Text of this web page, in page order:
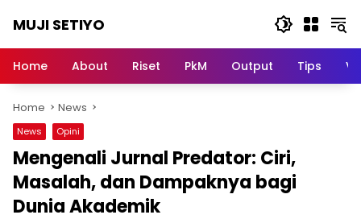
MUJI SETIYO
Bersama,
Home About Riset PkM Output Tips
Home News
News Opini
Mengenali Jurnal Predator: Ciri,
Masalah, dan Dampaknya bagi
Dunia Akademik